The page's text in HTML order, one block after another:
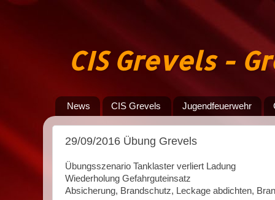
CIS Grevels -
News CIS Grevels Jugendfeuerwehr
29/09/2016 Übung Grevels
Übungsszenario Tanklaster verliert Ladung
Wiederholung Gefahrguteinsatz
Absicherung, Brandschutz, Leckage abdichten,